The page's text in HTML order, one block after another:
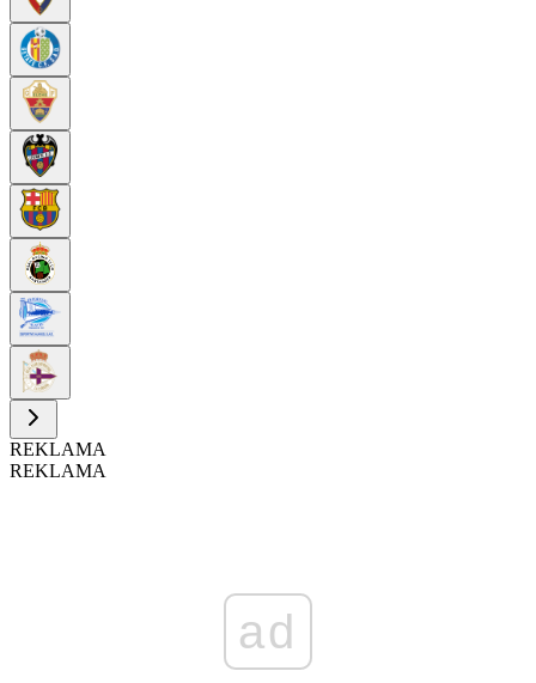
REKLAMA
REKLAMA
ad